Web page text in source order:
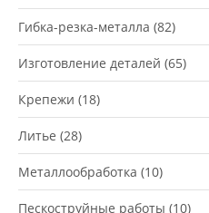
Гибка-резка-металла (82)
Изготовление деталей (65)
Крепежи (18)
Литье (28)
Металлообработка (10)
Пескоструйные работы (10)